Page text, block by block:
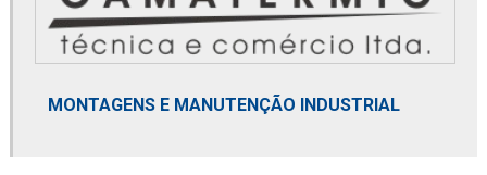
Elemento termostático
MONTAGENS E MANUTENÇÃO INDUSTRIAL